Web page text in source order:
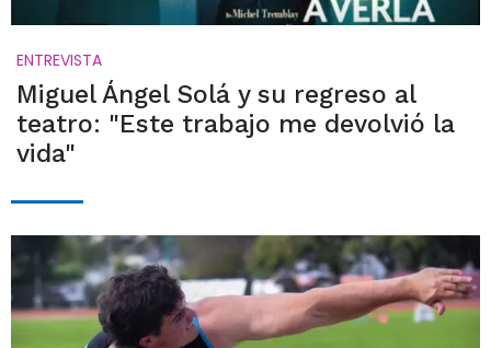
ENTREVISTA
Miguel Ángel Solá y su regreso al
teatro: "Este trabajo me devolvió la
vida"